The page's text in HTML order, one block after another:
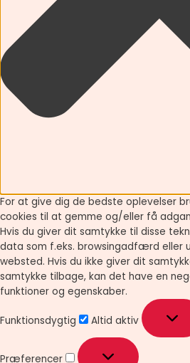
For at give dig de bedste oplevelser
cookies til at gemme og/eller få
Hvis du giver dit samtykke til disse
data som f.eks. browsingadfærd eller
websted. Hvis du ikke giver dit
samtykke tilbage, kan det have en
funktioner og egenskaber.
Funktionsdygtig Altid aktiv
Præferencer